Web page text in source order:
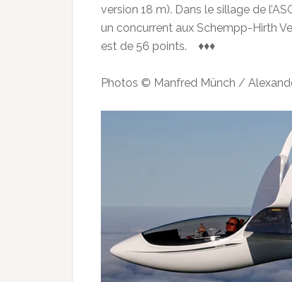
version 18 m). Dans le sillage de
un concurrent aux Schempp-Hirth
est de 56 points. ♦♦♦
Photos © Manfred Münch /